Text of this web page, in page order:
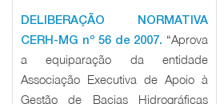
DELIBERAÇÃO NORMATIVA
CERH-MG nº 56 de 2007. “Aprova
a equiparação da entidade
Associação Executiva de Apoio à
Gestão de Bacias Hidrográficas